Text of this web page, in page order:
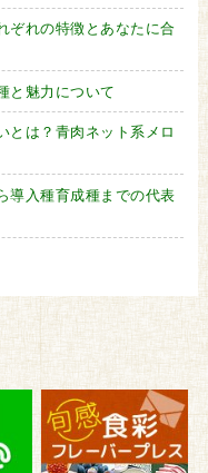
ぞれの特徴とあなたに合
と魅力について
とは？青肉ネット系メロ
導入種育成種までの代表